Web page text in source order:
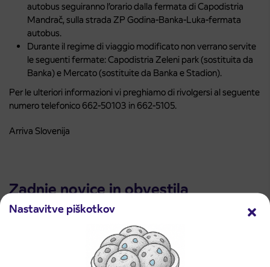
Nastavitve piškotkov
autobus seguiranno l’orario dalla fermata di Capodistria
Mandrač, sulla strada ZP Godina-Banka-Luka-fermata
autobus.
Durante il regime di viaggio modificato non verrano servite
le seguenti fermate: Capodistria Zeleni park (sostituita da
Banka) e Mercato (sostituite da Banka e Stadion).
Per le ulteriori informazioni vi preghiamo di rivolgersi al seguente
numero telefonico 662-50103 in 662-5105.
Arriva Slovenija
Zadnje novice in obvestila
Preglejte vse novice in obvestila